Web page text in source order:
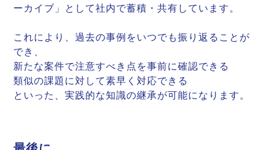
ーカイブ」として社内で蓄積・共有しています。
これにより、過去の事例をいつでも振り返ることが
でき、
新たな案件で注意すべき点を事前に確認できる
類似の課題に対して素早く対応できる
といった、実践的な知識の継承が可能になります。